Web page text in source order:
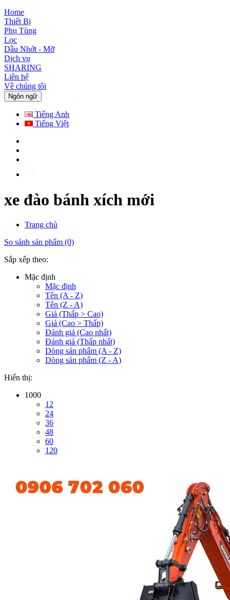
Home
Thiết Bị
Phụ Tùng
Lọc
Dầu Nhớt - Mỡ
Dịch vụ
SHARING
Liên hệ
Về chúng tôi
Ngôn ngữ
Tiếng Anh
Tiếng Việt
xe đào bánh xích mới
Trang chủ
So sánh sản phẩm (0)
Sắp xếp theo:
Mặc định
Mặc định
Tên (A - Z)
Tên (Z - A)
Giá (Thấp > Cao)
Giá (Cao > Thấp)
Đánh giá (Cao nhất)
Đánh giá (Thấp nhất)
Dòng sản phẩm (A - Z)
Dòng sản phẩm (Z - A)
Hiển thị:
1000
12
24
36
48
60
120